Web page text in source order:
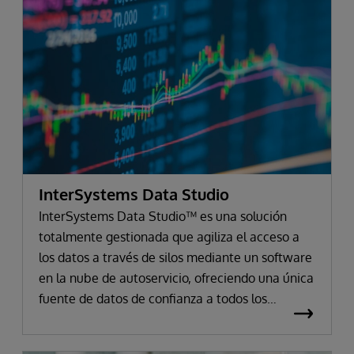
InterSystems Data Studio
InterSystems Data Studio™ es una solución
totalmente gestionada que agiliza el acceso a
los datos a través de silos mediante un software
en la nube de autoservicio, ofreciendo una única
fuente de datos de confianza a todos los